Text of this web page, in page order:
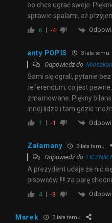
bo chce ugrać swoje.
sprawie spalarni, aż
6 -4
anty POPIS 3 lata temu
Odpowiedź do
Sami się ograli, pytanie
referendum, co jest
zmarnowane. Piękny
innej lidze i tam gdzie
1 -1
Załamany 3 lata temu
Odpowiedź do LICZNIK
A prezydent udaje że nic
pisowców !!!! za parę
4 -3
Marek 3 lata temu